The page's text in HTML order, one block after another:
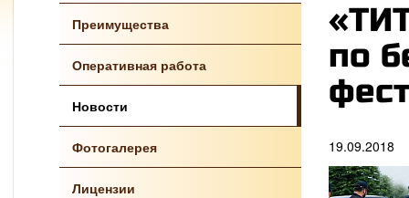
Преимущества
Оперативная работа
Новости
Фотогалерея
Лицензии
по
19.09.2018